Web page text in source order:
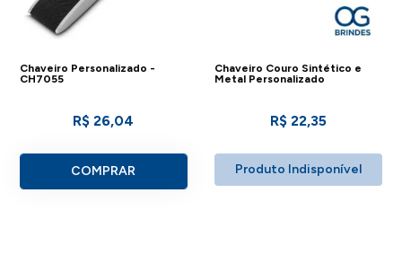
Chaveiro Personalizado -
CH7055
R$ 26,04
COMPRAR
Chaveiro Couro Sintético e
Metal Personalizado
R$ 22,35
Produto Indisponível